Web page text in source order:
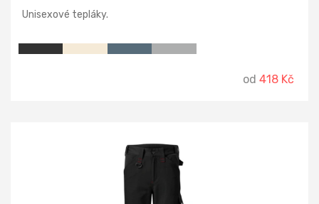
Unisexové tepláky.
od 418 Kč